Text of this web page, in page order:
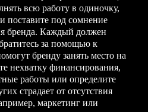
всю работу в одиночку,
поставите под сомнение
бренда. Каждый должен
за помощью к
бренду занять место на
нехватку финансирования,
работы или определите
страдает от отсутствия
маркетинг или